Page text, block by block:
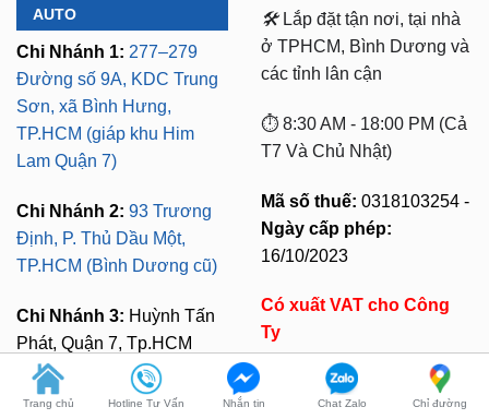
AUTO
Chi Nhánh 1: 277–279
Đường số 9A, KDC Trung
Sơn, xã Bình Hưng,
TP.HCM (giáp khu Him
Lam Quận 7)
Chi Nhánh 2: 93 Trương
Định, P. Thủ Dầu Một,
TP.HCM (Bình Dương cũ)
Chi Nhánh 3: Huỳnh Tấn
Phát, Quận 7, Tp.HCM
🛠️ Lắp đặt tận nơi, tại nhà
ở TPHCM, Bình Dương và
các tỉnh lân cận
⏱️ 8:30 AM - 18:00 PM (Cả
T7 Và Chủ Nhật)
Mã số thuế: 0318103254 -
Ngày cấp phép:
16/10/2023
Có xuất VAT cho Công
Ty
Trang chủ Hotline Tư Vấn Nhắn tin Chat Zalo Chỉ đường